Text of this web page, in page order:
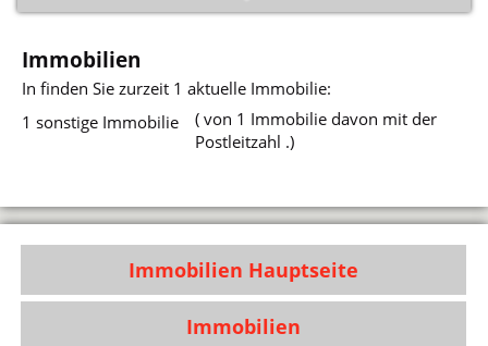
Immobilien
Infinden Sie zurzeit 1 aktuelle Immobilie:
1 sonstige Immobilie
( von 1 Immobilie davon mit der
Postleitzahl .)
Immobilien Hauptseite
Immobilien